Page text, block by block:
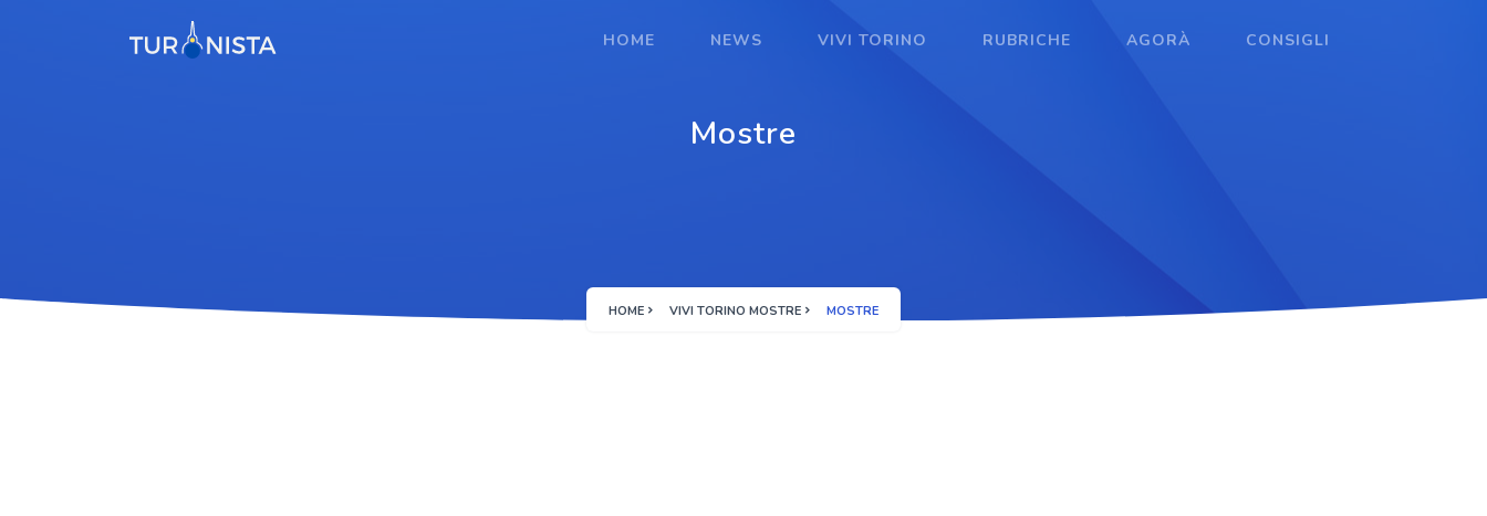
HOME NEWS VIVI TORINO RUBRICHE AGORÀ CONSIGLI
Mostre
HOME VIVI TORINO MOSTRE MOSTRE